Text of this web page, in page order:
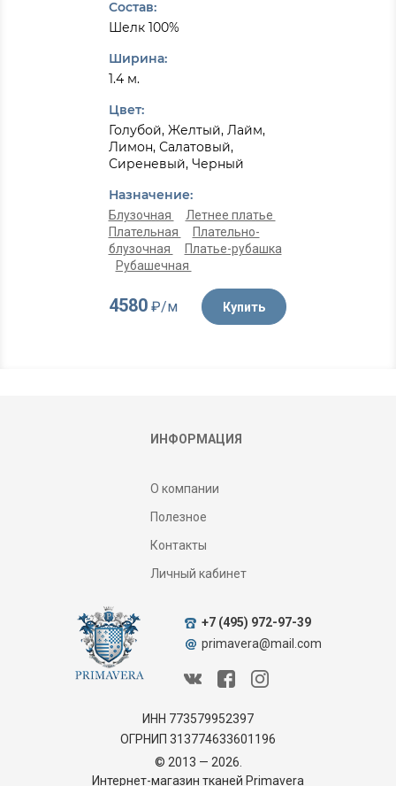
Состав:
Шелк 100%
Ширина:
1.4 м.
Цвет:
Голубой, Желтый, Лайм,
Лимон, Салатовый,
Сиреневый, Черный
Назначение:
Блузочная
Летнее платье
Плательная
Плательно-
блузочная
Платье-рубашка
Рубашечная
4580₽/м Купить
ИНФОРМАЦИЯ
О компании
Полезное
Контакты
Личный кабинет
ИНН 773579952397
ОГРНИП 313774633601196
© 2013 — 2026.
Интернет-магазин тканей Primavera
+7 (495) 972-97-39
primavera@mail.com